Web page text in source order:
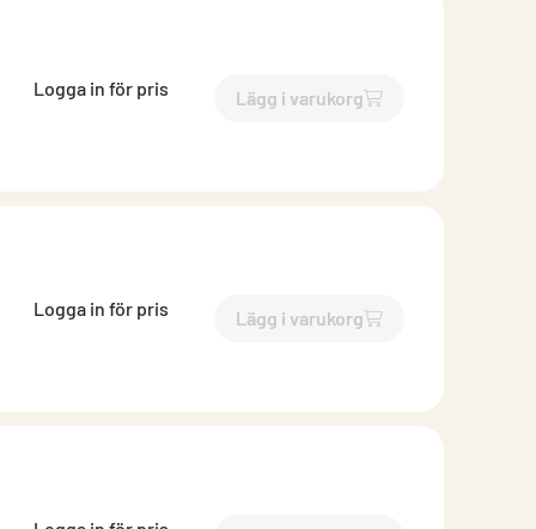
Logga in för pris Lägg i varukorg
`$Lägg till
Logga in för pris Lägg i varukorg
`$Lägg till